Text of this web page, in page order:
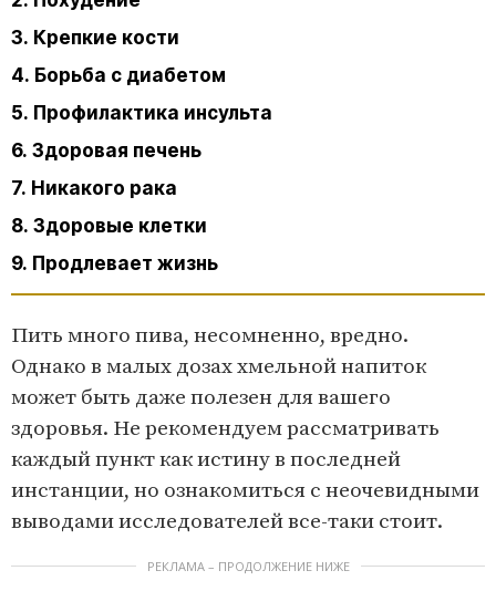
3. Крепкие кости
4. Борьба с диабетом
5. Профилактика инсульта
6. Здоровая печень
7. Никакого рака
8. Здоровые клетки
9. Продлевает жизнь
Пить много пива, несомненно, вредно.
Однако в малых дозах хмельной напиток
может быть даже полезен для вашего
здоровья. Не рекомендуем рассматривать
каждый пункт как истину в последней
инстанции, но ознакомиться с неочевидными
выводами исследователей все-таки стоит.
РЕКЛАМА – ПРОДОЛЖЕНИЕ НИЖЕ